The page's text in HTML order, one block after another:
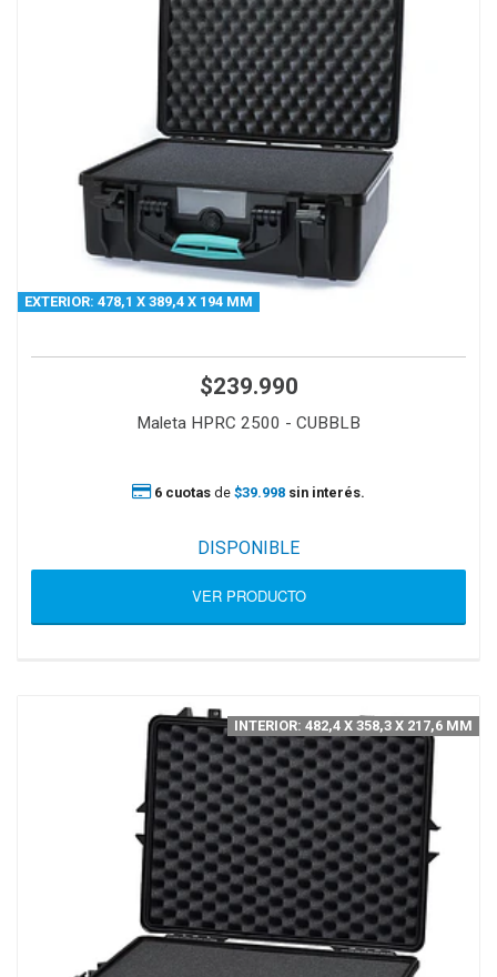
EXTERIOR: 478,1 X 389,4 X 194 MM
$239.990
Maleta HPRC 2500 - CUBBLB
6 cuotas de $39.998 sin interés.
DISPONIBLE
VER PRODUCTO
INTERIOR: 482,4 X 358,3 X 217,6 MM